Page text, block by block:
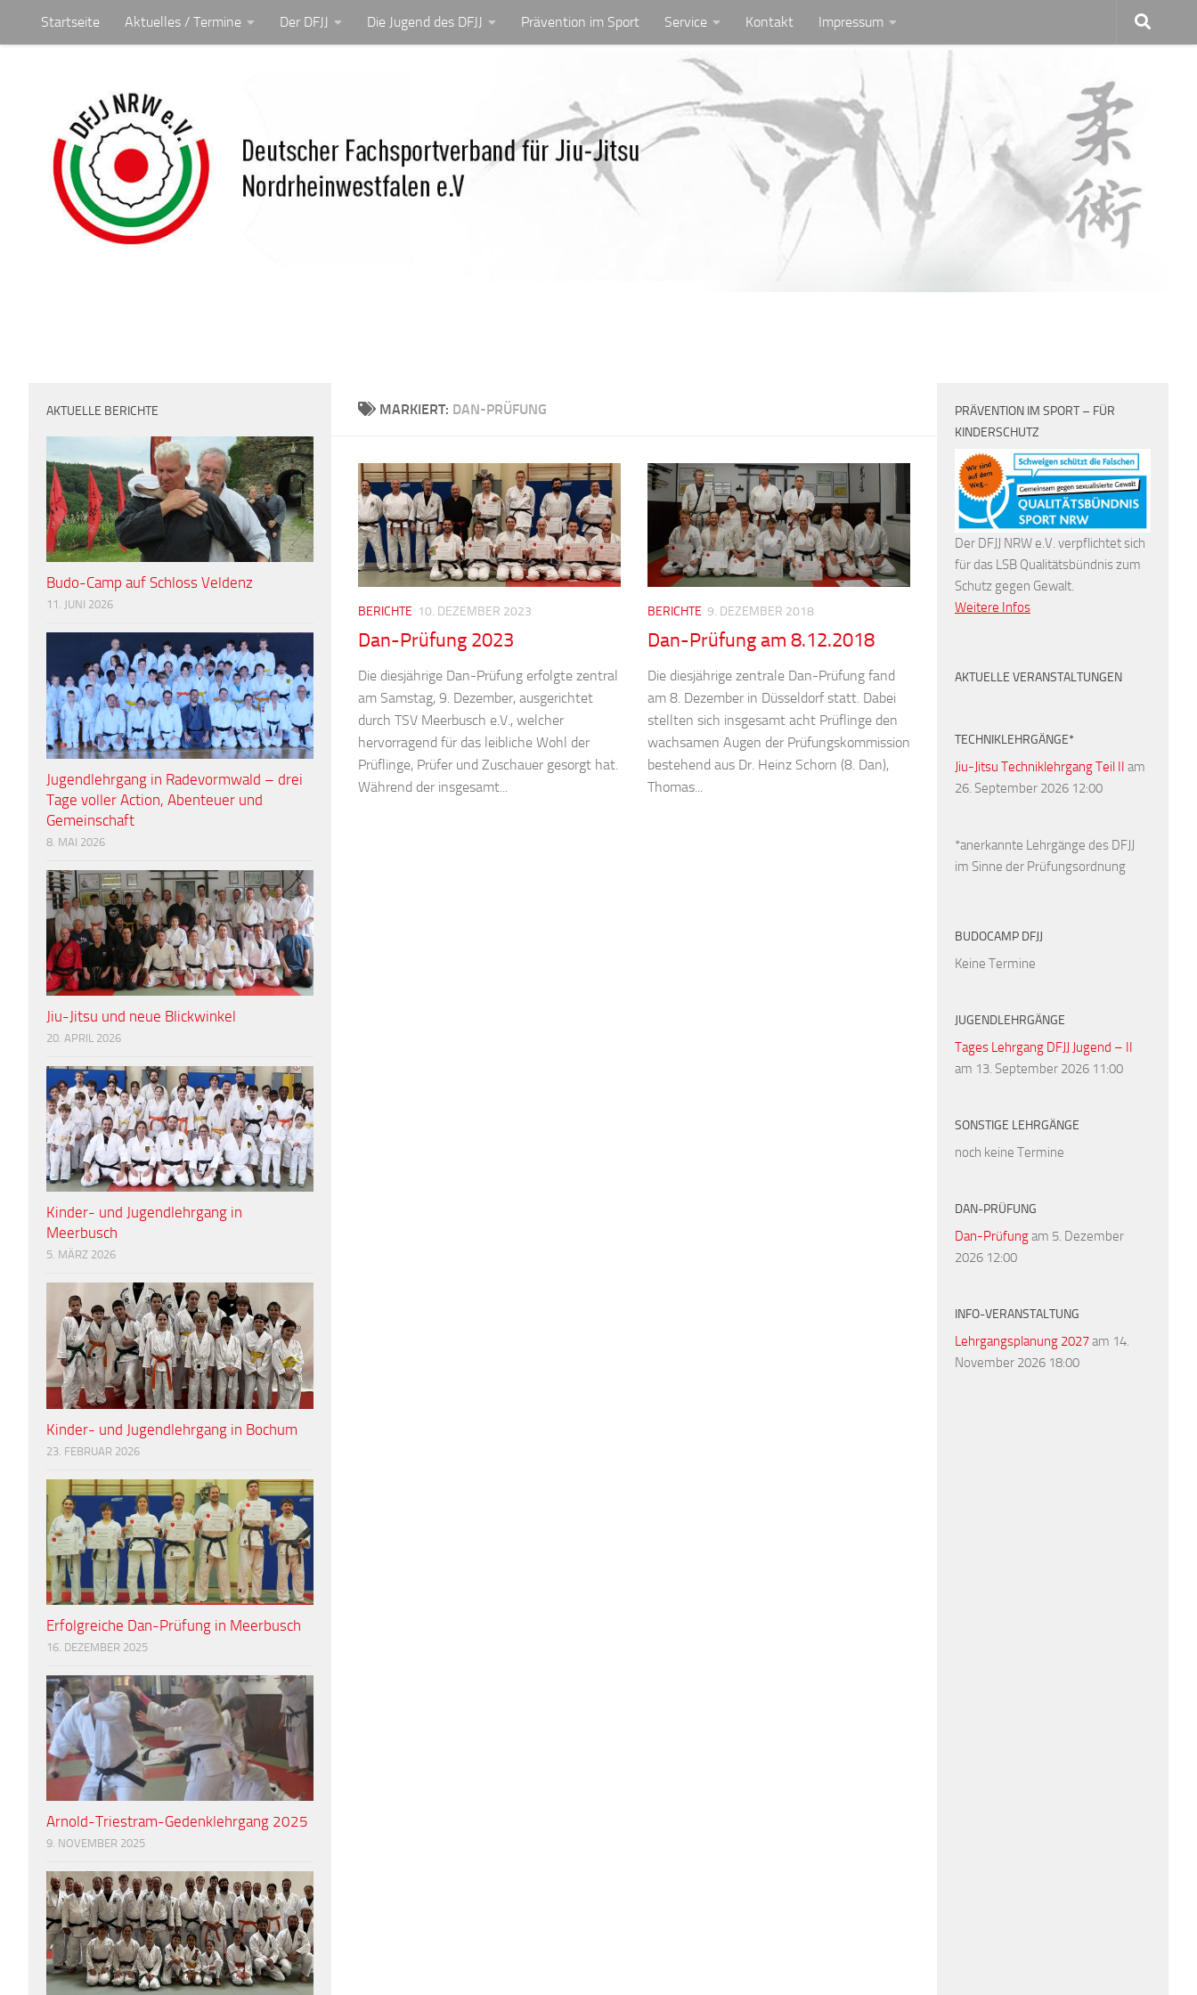
Unter dem Inhalt
Startseite Aktuelles / Termine Der DFJJ Die Jugend des DFJJ Prävention im Sport Service Kontakt Impressum
MARKIERT: DAN-PRÜFUNG
BERICHTE 10. DEZEMBER 2023
Dan-Prüfung 2023
Die diesjährige Dan-Prüfung erfolgte zentral
am Samstag, 9. Dezember, ausgerichtet
durch TSV Meerbusch e.V., welcher
hervorragend für das leibliche Wohl der
Prüflinge, Prüfer und Zuschauer gesorgt hat.
Während der insgesamt...
BERICHTE 9. DEZEMBER 2018
Dan-Prüfung am 8.12.2018
Die diesjährige zentrale Dan-Prüfung fand
am 8. Dezember in Düsseldorf statt. Dabei
stellten sich insgesamt acht Prüflinge den
wachsamen Augen der Prüfungskommission
bestehend aus Dr. Heinz Schorn (8. Dan),
Thomas...
AKTUELLE BERICHTE
Budo-Camp auf Schloss Veldenz
11. JUNI 2026
Jugendlehrgang in Radevormwald – drei
Tage voller Action, Abenteuer und
Gemeinschaft
8. MAI 2026
Jiu-Jitsu und neue Blickwinkel
20. APRIL 2026
Kinder- und Jugendlehrgang in
Meerbusch
5. MÄRZ 2026
Kinder- und Jugendlehrgang in Bochum
23. FEBRUAR 2026
Erfolgreiche Dan-Prüfung in Meerbusch
16. DEZEMBER 2025
Arnold-Triestram-Gedenklehrgang 2025
9. NOVEMBER 2025
PRÄVENTION IM SPORT – FÜR
KINDERSCHUTZ
Der DFJJ NRW e.V. verpflichtet sich
für das LSB Qualitätsbündnis zum
Schutz gegen Gewalt.
Weitere Infos
AKTUELLE VERANSTALTUNGEN
TECHNIKLEHRGÄNGE*
Jiu-Jitsu Techniklehrgang Teil II am
26. September 2026 12:00
*anerkannte Lehrgänge des DFJJ
im Sinne der Prüfungsordnung
BUDOCAMP DFJJ
Keine Termine
JUGENDLEHRGÄNGE
Tages Lehrgang DFJJ Jugend – II
am 13. September 2026 11:00
SONSTIGE LEHRGÄNGE
noch keine Termine
DAN-PRÜFUNG
Dan-Prüfungam 5. Dezember
2026 12:00
INFO-VERANSTALTUNG
Lehrgangsplanung 2027am 14.
November 2026 18:00